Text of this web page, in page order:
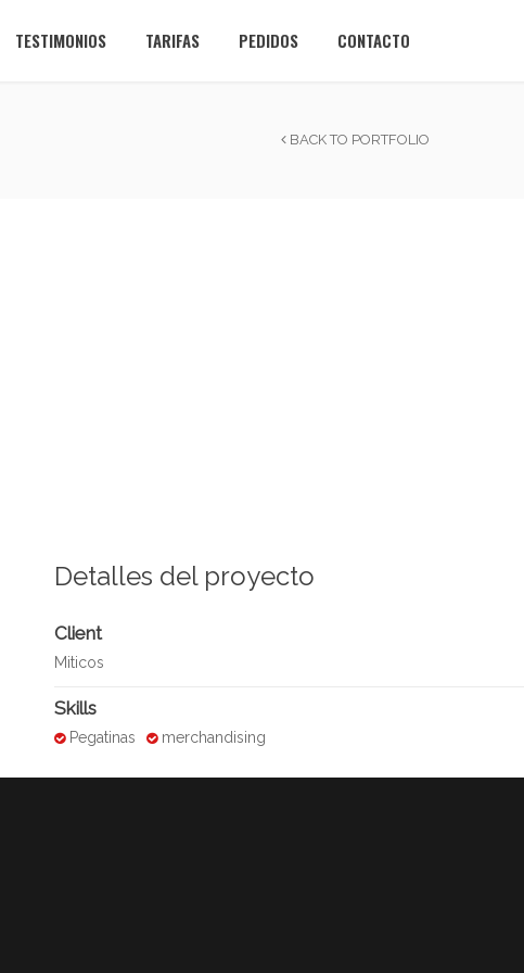
TESTIMONIOS TARIFAS PEDIDOS CONTACTO
BACK TO PORTFOLIO
Detalles del proyecto
Client
Miticos
Skills
Pegatinas merchandising